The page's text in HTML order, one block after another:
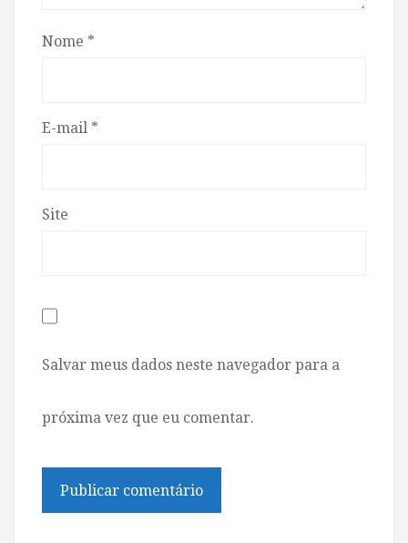
Nome *
E-mail *
Site
Salvar meus dados neste navegador para a
próxima vez que eu comentar.